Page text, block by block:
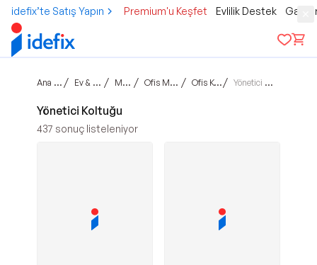
idefix’te Satış Yapın Premium'u Keşfet Evlilik Destek
Ana sayfa / Ev & Yaşam / Mobilya / Ofis Mobilyası / Ofis Koltuğu / Yönetici Koltuğu
Yönetici Koltuğu
437 sonuç listeleniyor